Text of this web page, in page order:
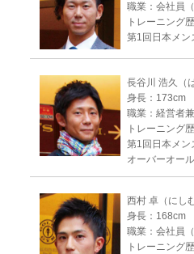
職業：会社員
トレーニング
第1回日本メン
長谷川 浩久（
身長：173cm
職業：経営者
トレーニング
第1回日本メン
オーバーオー
西村 卓（にし
身長：168cm
職業：会社員
トレーニング